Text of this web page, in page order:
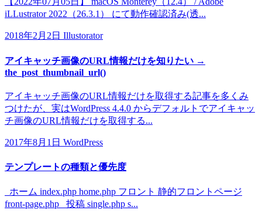
iLLustrator 2022（26.3.1） にて動作確認済み(透...
2018年2月2日 Illustorator
アイキャッチ画像のURL情報だけを知りたい →
the_post_thumbnail_url()
アイキャッチ画像のURL情報だけを取得する記事を多くみ
つけたが、実はWordPress 4.4.0 からデフォルトでアイキャッ
チ画像のURL情報だけを取得する...
2017年8月1日 WordPress
テンプレートの種類と優先度
ホーム index.php home.php フロント 静的フロントページ
front-page.php 投稿 single.php s...